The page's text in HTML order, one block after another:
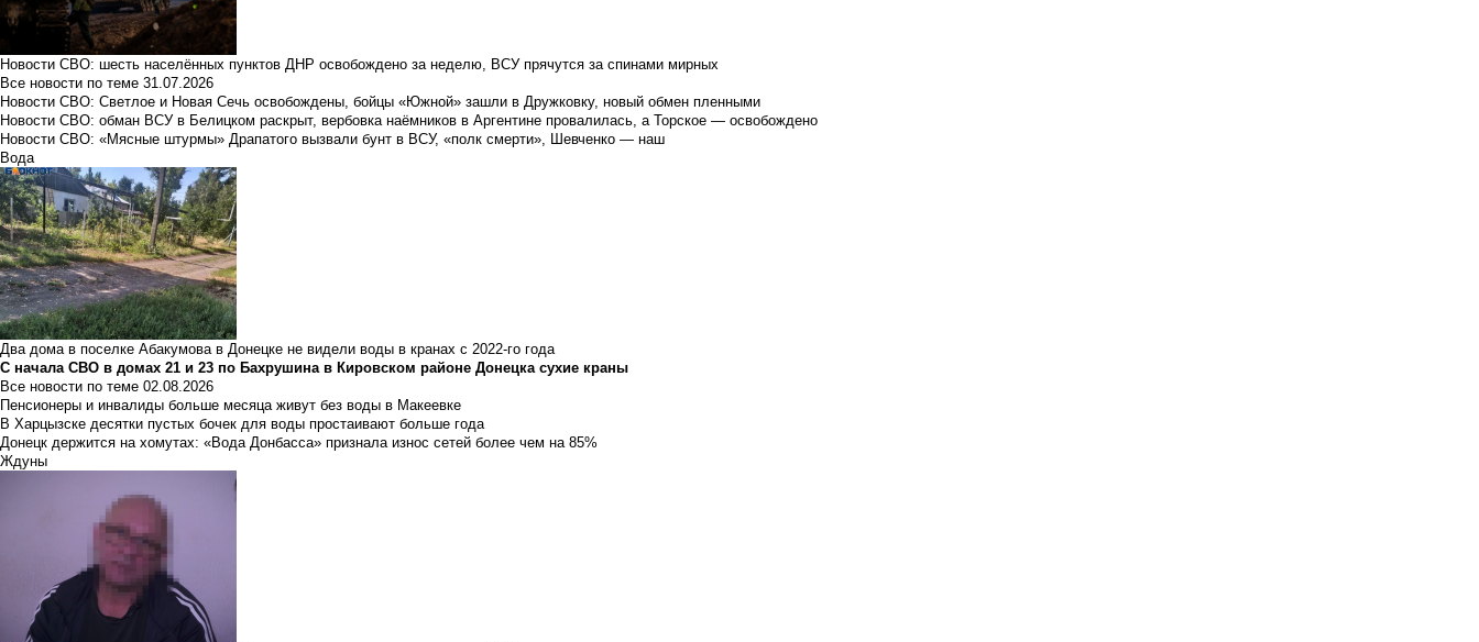
Новости СВО: шесть населённых пунктов ДНР освобождено за неделю, ВСУ прячутся за спинами мирных
Все новости по теме 31.07.2026
Новости СВО: Светлое и Новая Сечь освобождены, бойцы «Южной» зашли в Дружковку, новый обмен пленными
Новости СВО: обман ВСУ в Белицком раскрыт, вербовка наёмников в Аргентине провалилась, а Торское — освобождено
Новости СВО: «Мясные штурмы» Драпатого вызвали бунт в ВСУ, «полк смерти», Шевченко — наш
Вода
Два дома в поселке Абакумова в Донецке не видели воды в кранах с 2022-го года
С начала СВО в домах 21 и 23 по Бахрушина в Кировском районе Донецка сухие краны
Все новости по теме 02.08.2026
Пенсионеры и инвалиды больше месяца живут без воды в Макеевке
В Харцызске десятки пустых бочек для воды простаивают больше года
Донецк держится на хомутах: «Вода Донбасса» признала износ сетей более чем на 85%
Ждуны